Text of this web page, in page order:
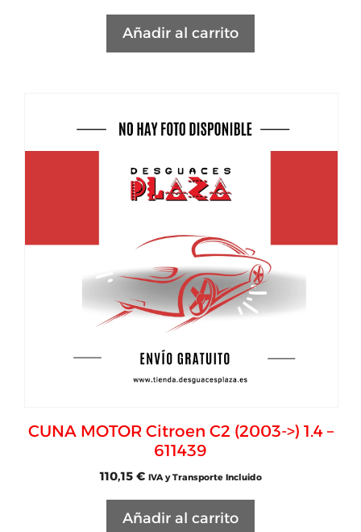
Añadir al carrito
CUNA MOTOR Citroen C2 (2003->) 1.4 –
611439
110,15 € IVA y Transporte Incluido
Añadir al carrito